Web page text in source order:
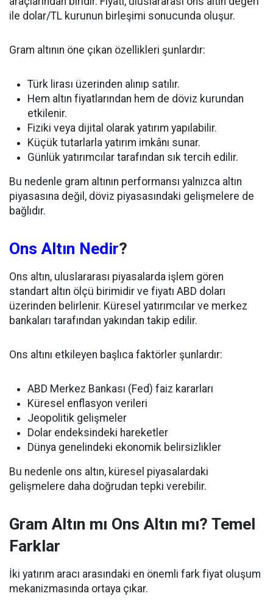
ile dolar/TL kurunun birleşimi sonucunda oluşur.
Gram altının öne çıkan özellikleri şunlardır:
Türk lirası üzerinden alınıp satılır.
Hem altın fiyatlarından hem de döviz kurundan
etkilenir.
Fiziki veya dijital olarak yatırım yapılabilir.
Küçük tutarlarla yatırım imkânı sunar.
Günlük yatırımcılar tarafından sık tercih edilir.
Bu nedenle gram altının performansı yalnızca altın
piyasasına değil, döviz piyasasındaki gelişmelere de
bağlıdır.
Ons Altın Nedir?
Ons altın, uluslararası piyasalarda işlem gören
standart altın ölçü birimidir ve fiyatı ABD doları
üzerinden belirlenir. Küresel yatırımcılar ve merkez
bankaları tarafından yakından takip edilir.
Ons altını etkileyen başlıca faktörler şunlardır:
ABD Merkez Bankası (Fed) faiz kararları
Küresel enflasyon verileri
Jeopolitik gelişmeler
Dolar endeksindeki hareketler
Dünya genelindeki ekonomik belirsizlikler
Bu nedenle ons altın, küresel piyasalardaki
gelişmelere daha doğrudan tepki verebilir.
Gram Altın mı Ons Altın mı? Temel
Farklar
İki yatırım aracı arasındaki en önemli fark fiyat oluşum
mekanizmasında ortaya çıkar.